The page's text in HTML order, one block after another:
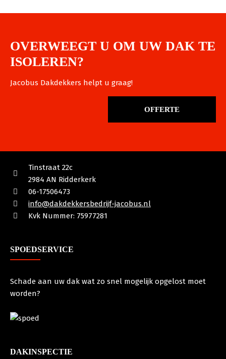
OVERWEEGT U OM UW DAK TE
ISOLEREN?
Jacobus Dakdekkers helpt u graag!
OFFERTE
Tinstraat 22c
2984 AN Ridderkerk
06-17506473
info@dakdekkersbedrijf-jacobus.nl
Kvk Nummer: 75977281
SPOEDSERVICE
Schade aan uw dak wat zo snel mogelijk opgelost moet
worden?
DAKINSPECTIE